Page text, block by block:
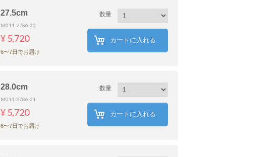
数量
カートに入れる
27.5cm
M011-2786-20
¥ 5,720
6〜7日でお届け
数量
カートに入れる
28.0cm
M011-2786-21
¥ 5,720
6〜7日でお届け